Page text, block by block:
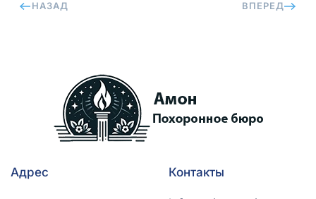
НАЗАД ВПЕРЕД
Адрес Контакты